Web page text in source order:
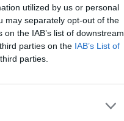
utilized by us or personal
may separately opt-out of the
the IAB’s list of downstream
parties on the IAB’s List of
parties.
durante